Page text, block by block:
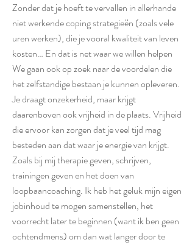
Zonder dat je hoeft te vervallen in allerhande
niet werkende coping strategieën (zoals vele
uren werken), die je vooral kwaliteit van leven
kosten… En dat is net waar we willen helpen
We gaan ook op zoek naar de voordelen die
het zelfstandige bestaan je kunnen opleveren.
Je draagt onzekerheid, maar krijgt
daarenboven ook vrijheid in de plaats. Vrijheid
die ervoor kan zorgen dat je veel tijd mag
besteden aan dat waar je energie van krijgt.
Zoals bij mij therapie geven, schrijven,
trainingen geven en het doen van
loopbaancoaching. Ik heb het geluk mijn eigen
jobinhoud te mogen samenstellen, het
voorrecht later te beginnen (want ik ben geen
ochtendmens) om dan wat langer door te